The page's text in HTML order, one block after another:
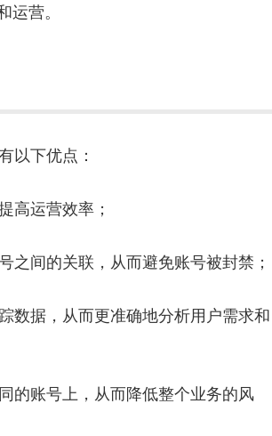
营。
以下优点：
高运营效率；
之间的关联，从而避免账号被封禁；
数据，从而更准确地分析用户需求和
的账号上，从而降低整个业务的风